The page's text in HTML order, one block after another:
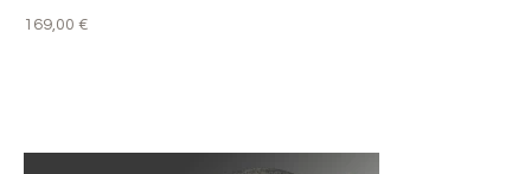
169,00 €